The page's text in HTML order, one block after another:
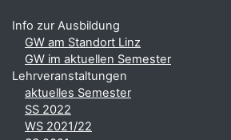
Info zur Ausbildung
GW am Standort Linz
GW im aktuellen Semester
Lehrveranstaltungen
aktuelles Semester
SS 2022
WS 2021/22